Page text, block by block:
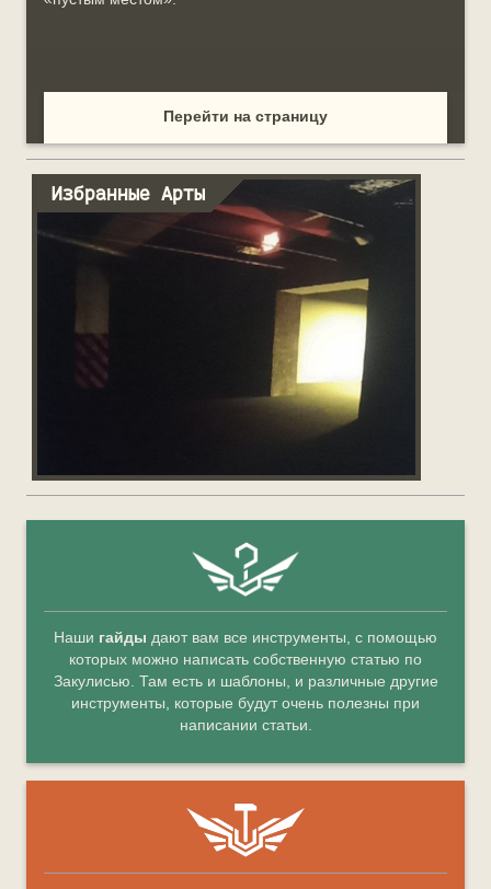
Перейти на страницу
Избранные Арты
Наши гайды дают вам все инструменты, с помощью
которых можно написать собственную статью по
Закулисью. Там есть и шаблоны, и различные другие
инструменты, которые будут очень полезны при
написании статьи.